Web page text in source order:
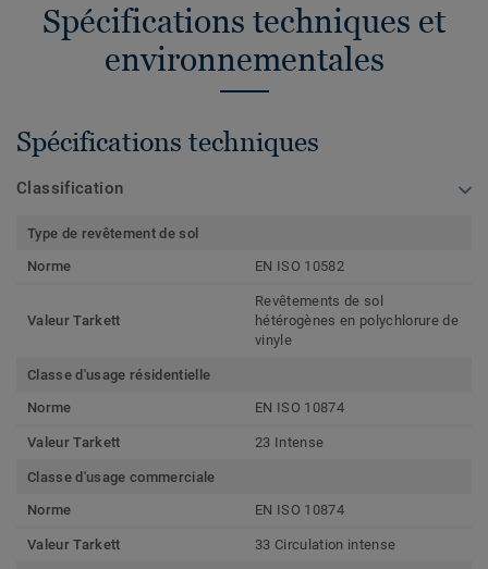
Spécifications techniques et
environnementales
Spécifications techniques
Classification
Type de revêtement de sol
Norme
EN ISO 10582
Valeur Tarkett
Revêtements de sol
hétérogènes en polychlorure de
vinyle
Classe d'usage résidentielle
Norme
EN ISO 10874
Valeur Tarkett 23 Intense
Classe d'usage commerciale
Norme
EN ISO 10874
Valeur Tarkett 33 Circulation intense